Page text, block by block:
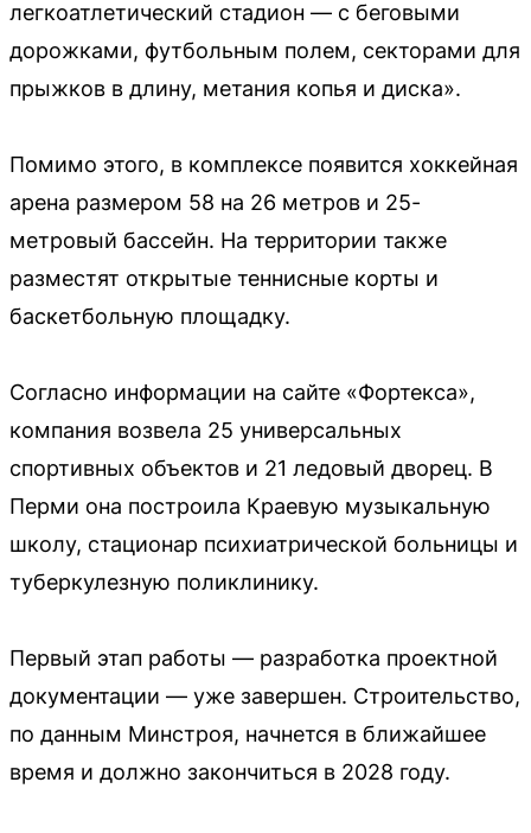
легкоатлетический стадион — с беговыми
дорожками, футбольным полем, секторами для
прыжков в длину, метания копья и диска».
Помимо этого, в комплексе появится хоккейная
арена размером 58 на 26 метров и 25-
метровый бассейн. На территории также
разместят открытые теннисные корты и
баскетбольную площадку.
Согласно информации на сайте «Фортекса»,
компания возвела 25 универсальных
спортивных объектов и 21 ледовый дворец. В
Перми она построила Краевую музыкальную
школу, стационар психиатрической больницы и
туберкулезную поликлинику.
Первый этап работы — разработка проектной
документации — уже завершен. Строительство,
по данным Минстроя, начнется в ближайшее
время и должно закончиться в 2028 году.